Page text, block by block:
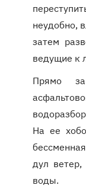
неудобно,
затем
ведущие к
Прямо
На ее
дул
воды.